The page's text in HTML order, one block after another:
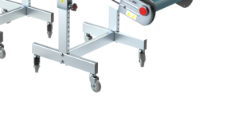
Seite), 3-phasiger
für Mehrfachspannung